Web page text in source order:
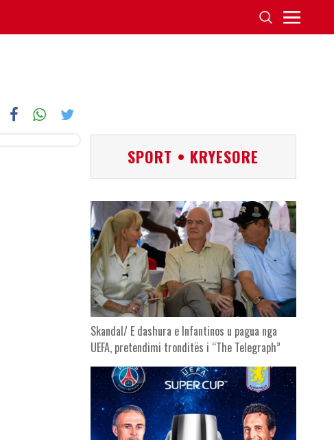
SPORT • KRYESORE
Skandal/ E dashura e Infantinos u pagua nga
UEFA, pretendimi tronditës i “The Telegraph”